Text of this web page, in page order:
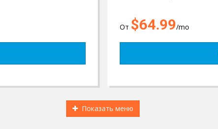
От $64.99/mo
Показать меню